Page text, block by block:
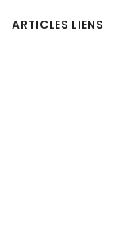
ARTICLES LIENS